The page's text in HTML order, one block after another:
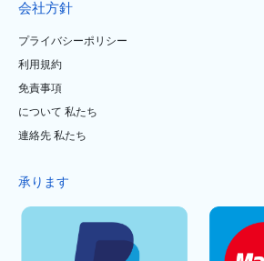
会社方針
プライバシーポリシー
利用規約
免責事項
について 私たち
連絡先 私たち
承ります